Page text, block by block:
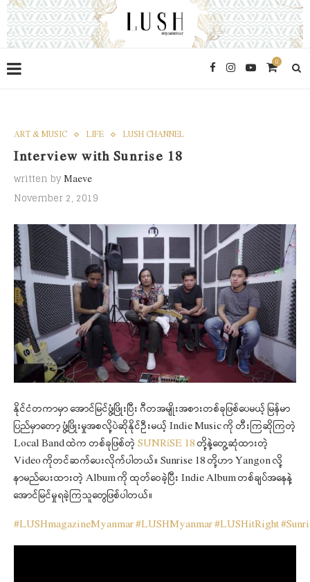
0
ART & MUSIC LIFE LUSH CHANNEL
Interview with Sunrise 18
written byMaeve
November 2, 2019
နိုင်ငံတကာမှာ အောင်မြင်ဖွံ့ဖြိုးပြီး ဂီတအမျိုးအစားတစ်ခုဖြစ်ပေမယ့် မြန်မာ
ပြည်မှာတော့ ဖွံ့ဖြိုးမှုအစလို့ပဲဆိုနိုင်ဦးမယ့် Indie Music ကို တီးကြဆိုကြတဲ့
Local Band ထဲက တစ်ခုဖြစ်တဲ့ SUNRíSE 18 တို့နဲ့တွေ့ဆုံထားတဲ့
Video ကိုတင်ဆက်ပေးလိုက်ပါတယ်။ Sunrise 18 တို့ဟာ Yangon လို့
နာမည်ပေးထားတဲ့ Album ကို ထုတ်ဝေခဲ့ပြီး Indie Album တစ်ချပ်အနေနဲ့
အောင်မြင်မှုရခဲ့ကြသူတွေဖြစ်ပါတယ်။
#LUSHmagazineMyanmar#LUSHMyanmar#LUSHitRight#